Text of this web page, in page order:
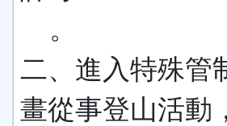
。
二、進入特殊管
畫從事登山活動